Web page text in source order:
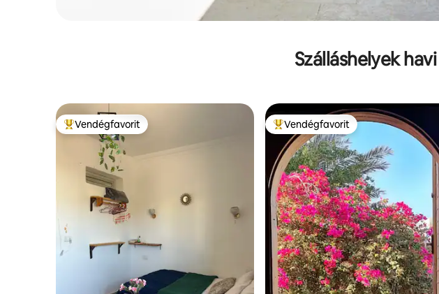
Szálláshelyek
Kiemelt vendégfavorit
Vendégfavorit Kiemelt vendégfavorit
Vendégfavorit